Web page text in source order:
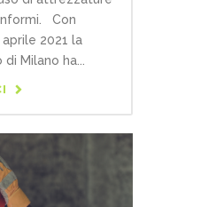
Con
2021 la
Milano ha...